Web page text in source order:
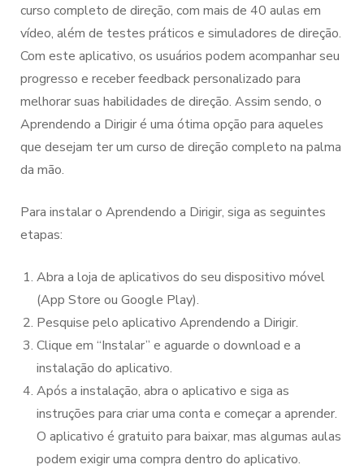
curso completo de direção, com mais de 40 aulas em
vídeo, além de testes práticos e simuladores de direção.
Com este aplicativo, os usuários podem acompanhar seu
progresso e receber feedback personalizado para
melhorar suas habilidades de direção. Assim sendo, o
Aprendendo a Dirigir é uma ótima opção para aqueles
que desejam ter um curso de direção completo na palma
da mão.
Para instalar o Aprendendo a Dirigir, siga as seguintes
etapas:
Abra a loja de aplicativos do seu dispositivo móvel
(App Store ou Google Play).
Pesquise pelo aplicativo Aprendendo a Dirigir.
Clique em “Instalar” e aguarde o download e a
instalação do aplicativo.
Após a instalação, abra o aplicativo e siga as
instruções para criar uma conta e começar a aprender.
O aplicativo é gratuito para baixar, mas algumas aulas
podem exigir uma compra dentro do aplicativo.